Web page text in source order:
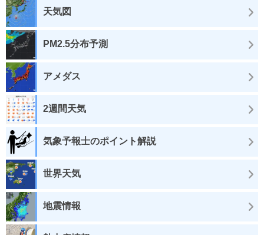
天気図
PM2.5分布予測
アメダス
2週間天気
気象予報士のポイント解説
世界天気
地震情報